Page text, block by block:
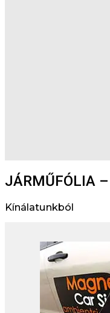
JÁRMŰFÓLIA
Kínálatunkból